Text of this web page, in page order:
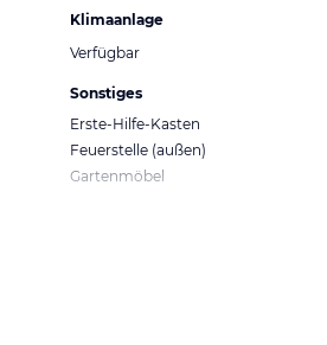
Klimaanlage
Verfügbar
Sonstiges
Erste-Hilfe-Kasten
Feuerstelle (außen)
Gartenmöbel